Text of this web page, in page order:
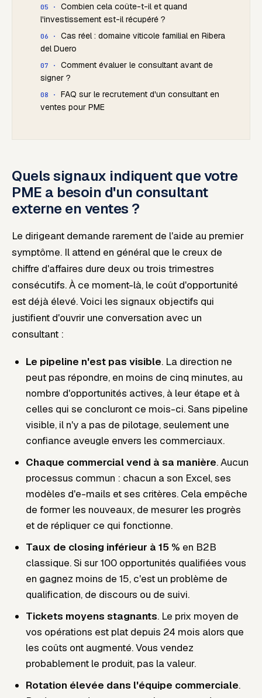
Combien cela coûte-t-il et quand
l'investissement est-il récupéré ?
Cas réel : domaine viticole familial en Ribera
del Duero
Comment évaluer le consultant avant de
signer ?
FAQ sur le recrutement d'un consultant en
ventes pour PME
Quels signaux indiquent que votre
PME a besoin d'un consultant
externe en ventes ?
Le dirigeant demande rarement de l'aide au premier
symptôme. Il attend en général que le creux de
chiffre d'affaires dure deux ou trois trimestres
consécutifs. À ce moment-là, le coût d'opportunité
est déjà élevé. Voici les signaux objectifs qui
justifient d'ouvrir une conversation avec un
consultant :
Le pipeline n'est pas visible. La direction ne
peut pas répondre, en moins de cinq minutes, au
nombre d'opportunités actives, à leur étape et à
celles qui se concluront ce mois-ci. Sans pipeline
visible, il n'y a pas de pilotage, seulement une
confiance aveugle envers les commerciaux.
Chaque commercial vend à sa manière. Aucun
processus commun : chacun a son Excel, ses
modèles d'e-mails et ses critères. Cela empêche
de former les nouveaux, de mesurer les progrès
et de répliquer ce qui fonctionne.
Taux de closing inférieur à 15 % en B2B
classique. Si sur 100 opportunités qualifiées vous
en gagnez moins de 15, c'est un problème de
qualification, de discours ou de suivi.
Tickets moyens stagnants. Le prix moyen de
vos opérations est plat depuis 24 mois alors que
les coûts ont augmenté. Vous vendez
probablement le produit, pas la valeur.
Rotation élevée dans l'équipe commerciale.